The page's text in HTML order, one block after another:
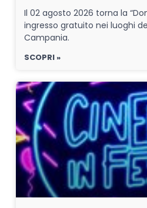
Il 02 agosto 2026 torna la
ingresso gratuito nei luoghi
Campania.
SCOPRI »